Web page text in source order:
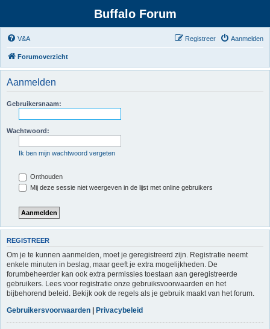
Buffalo Forum
V&A Aanmelden
Registreer
Forumoverzicht
Aanmelden
Gebruikersnaam:
Wachtwoord:
Ik ben mijn wachtwoord vergeten
Onthouden
Mij deze sessie niet weergeven in de lijst met online gebruikers
REGISTREER
Om je te kunnen aanmelden, moet je geregistreerd zijn. Registratie neemt
enkele minuten in beslag, maar geeft je extra mogelijkheden. De
forumbeheerder kan ook extra permissies toestaan aan geregistreerde
gebruikers. Lees voor registratie onze gebruiksvoorwaarden en het
bijbehorend beleid. Bekijk ook de regels als je gebruik maakt van het forum.
Gebruikersvoorwaarden | Privacybeleid